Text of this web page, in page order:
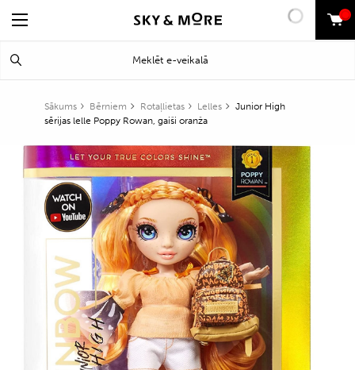
0
Sākums Bērniem Rotaļlietas Lelles
Junior High
sērijas lelle Poppy Rowan, gaiši oranža